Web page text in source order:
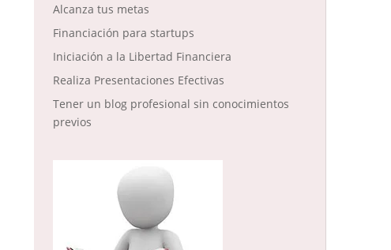
Alcanza tus metas
Financiación para startups
Iniciación a la Libertad Financiera
Realiza Presentaciones Efectivas
Tener un blog profesional sin conocimientos
previos